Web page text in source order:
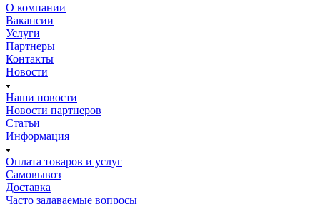
О компании
Вакансии
Услуги
Партнеры
Контакты
Новости
Наши новости
Новости партнеров
Статьи
Информация
Оплата товаров и услуг
Самовывоз
Доставка
Часто задаваемые вопросы